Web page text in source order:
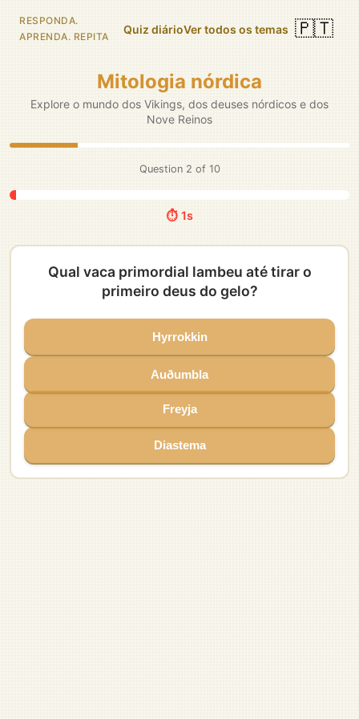
RESPONDA.
APRENDA. REPITA
Quiz diárioVer todos os temas 🇵🇹
Mitologia nórdica
Explore o mundo dos Vikings, dos deuses nórdicos e dos
Nove Reinos
Question 3 of 10
⏱️ 5s
Que criatura Thor mata no Ragnarök antes de
morrer?
Nidhogg
Fenrir
Jörmungandr
Surtur